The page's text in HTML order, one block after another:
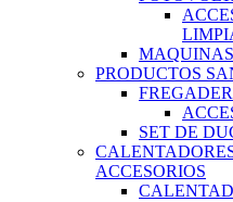
PRODUCTOS
SET DE
ACCESORIOS